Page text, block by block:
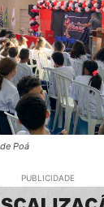
Poá
PUBLICIDADE